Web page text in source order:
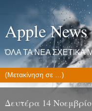
Apple News
ΌΛΑ ΤΑ ΝΕΑ ΣΧΕΤΙΚΑ
Δευτέρα 14